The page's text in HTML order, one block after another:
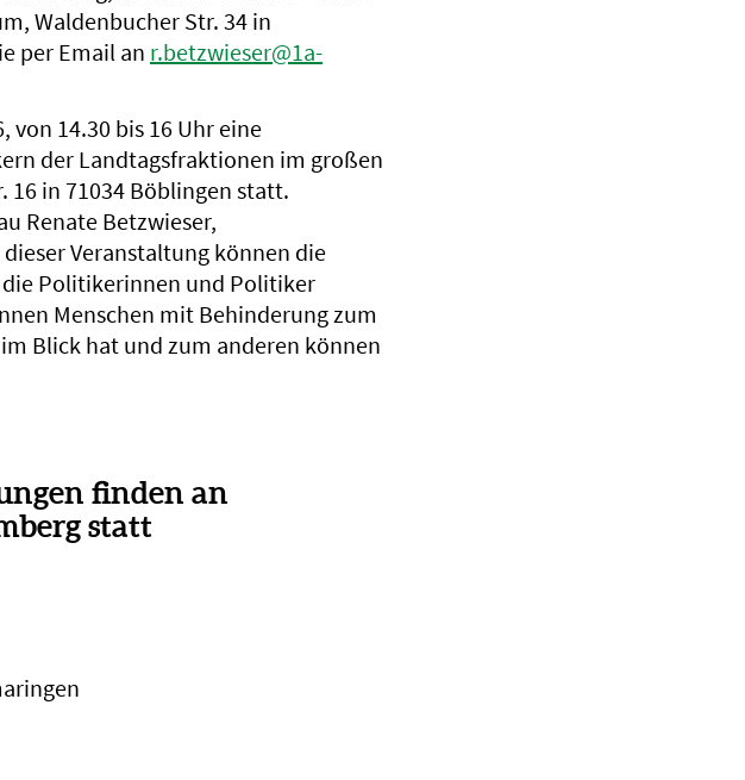
Waldenbucher Str. 34 in
per Email an r.betzwieser@1a-
von 14.30 bis 16 Uhr eine
der Landtagsfraktionen im großen
16 in 71034 Böblingen statt.
Renate Betzwieser,
Veranstaltung können die
Politikerinnen und Politiker
Menschen mit Behinderung zum
Blick hat und zum anderen können
finden an
statt